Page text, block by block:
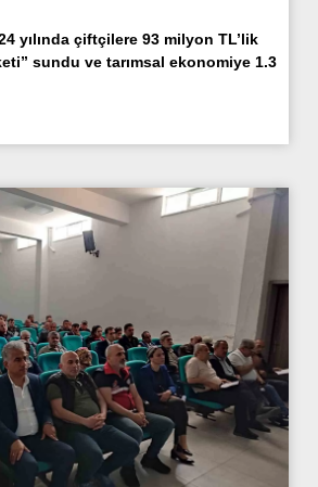
yılında çiftçilere 93 milyon TL’lik
sundu ve tarımsal ekonomiye 1.3